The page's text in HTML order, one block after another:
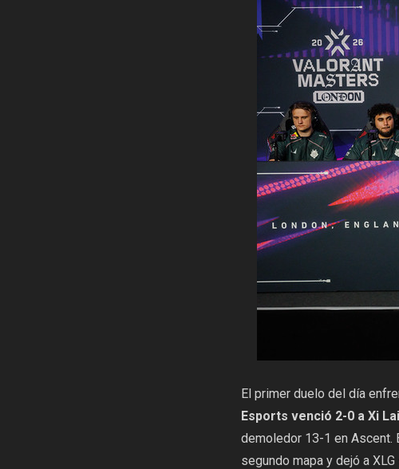
El primer duelo del día
Esports venció 2-0 a Xi
demoledor 13-1 en Ascent.
segundo mapa y dejó a